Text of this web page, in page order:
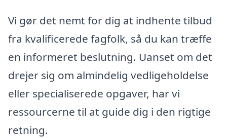
Vi gør det nemt for dig at indhente tilbud
fra kvalificerede fagfolk, så du kan træffe
en informeret beslutning. Uanset om det
drejer sig om almindelig vedligeholdelse
eller specialiserede opgaver, har vi
ressourcerne til at guide dig i den rigtige
retning.